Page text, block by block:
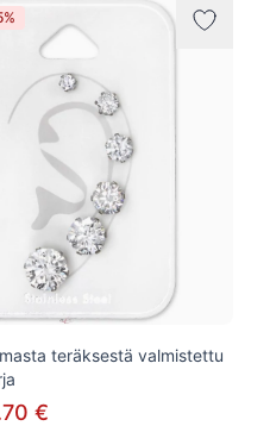
teräksestä valmistettu
€